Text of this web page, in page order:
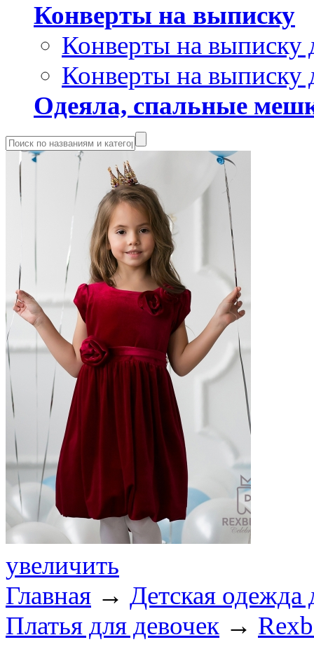
Конверты на выписку
Конверты на выписку
Конверты на выписку
Одеяла, спальные
увеличить
Главная → Детская одежда
Платья для девочек →